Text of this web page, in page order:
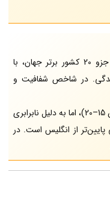
انگلیس: در شاخص توسعه انسانی (HDI) جزو 20 کشور برتر جهان، با
در شاخص شفافیت و
آمریکا: در HDI جایگاه بالایی دارد (معمولاً بین 15–20)، اما به دلیل نابرابری
پایین‌تر از انگلیس است. در